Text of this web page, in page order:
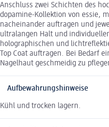
Anschluss zwei Schichten des
dopamine-Kollektion von essie,
nacheinander auftragen und
ultralangen Halt und
holographischen und
Top Coat auftragen. Bei Bedarf
Nagelhaut geschmeidig zu
Aufbewahrungshinweise
Kühl und trocken lagern.